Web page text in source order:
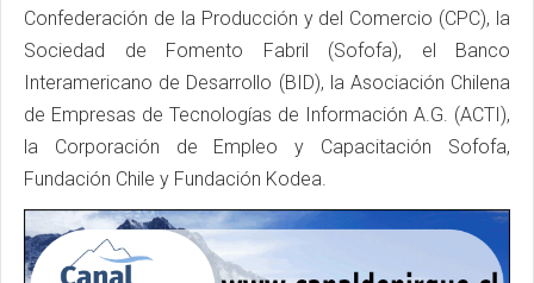
Confederación de la Producción y del Comercio (CPC), la
Sociedad de Fomento Fabril (Sofofa), el Banco
Interamericano de Desarrollo (BID), la Asociación Chilena
de Empresas de Tecnologías de Información A.G. (ACTI),
la Corporación de Empleo y Capacitación Sofofa,
Fundación Chile y Fundación Kodea.